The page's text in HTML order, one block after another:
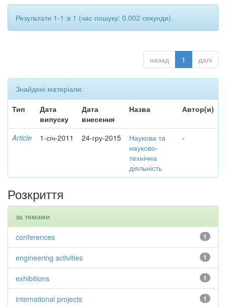
Результати 1-1 зі 1 (час пошуку: 0.002 секунди).
назад 1 далі
Знайдені матеріали:
Тип
Дата
випуску
Дата
внесення
Назва Автор(и)
Article 1-січ-2011 24-гру-2015
Наукова та
науково-
технічна
діяльність
-
Розкриття
за темами
1
conferences
1
engineering activities
1
exhibitions
1
international projects